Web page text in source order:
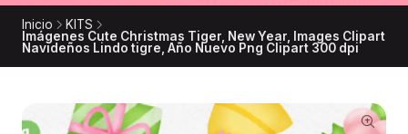
Inicio
KITS
Imágenes Cute Christmas Tiger, New Year, Images Clipart
Navideños Lindo tigre, Año Nuevo Png Clipart 300 dpi